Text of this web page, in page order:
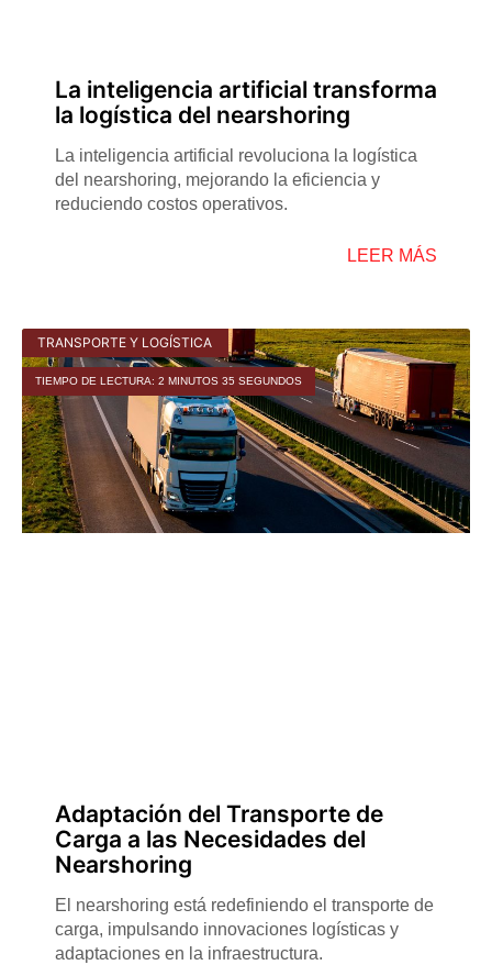
La inteligencia artificial transforma
la logística del nearshoring
La inteligencia artificial revoluciona la logística
del nearshoring, mejorando la eficiencia y
reduciendo costos operativos.
LEER MÁS
TRANSPORTE Y LOGÍSTICA
Adaptación del Transporte de
Carga a las Necesidades del
Nearshoring
TIEMPO DE LECTURA: 2 MINUTOS 35 SEGUNDOS
El nearshoring está redefiniendo el transporte de
carga, impulsando innovaciones logísticas y
adaptaciones en la infraestructura.